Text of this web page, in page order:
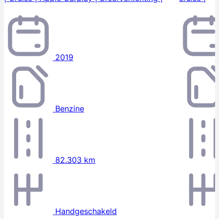
2019
Benzine
82.303 km
Handgeschakeld